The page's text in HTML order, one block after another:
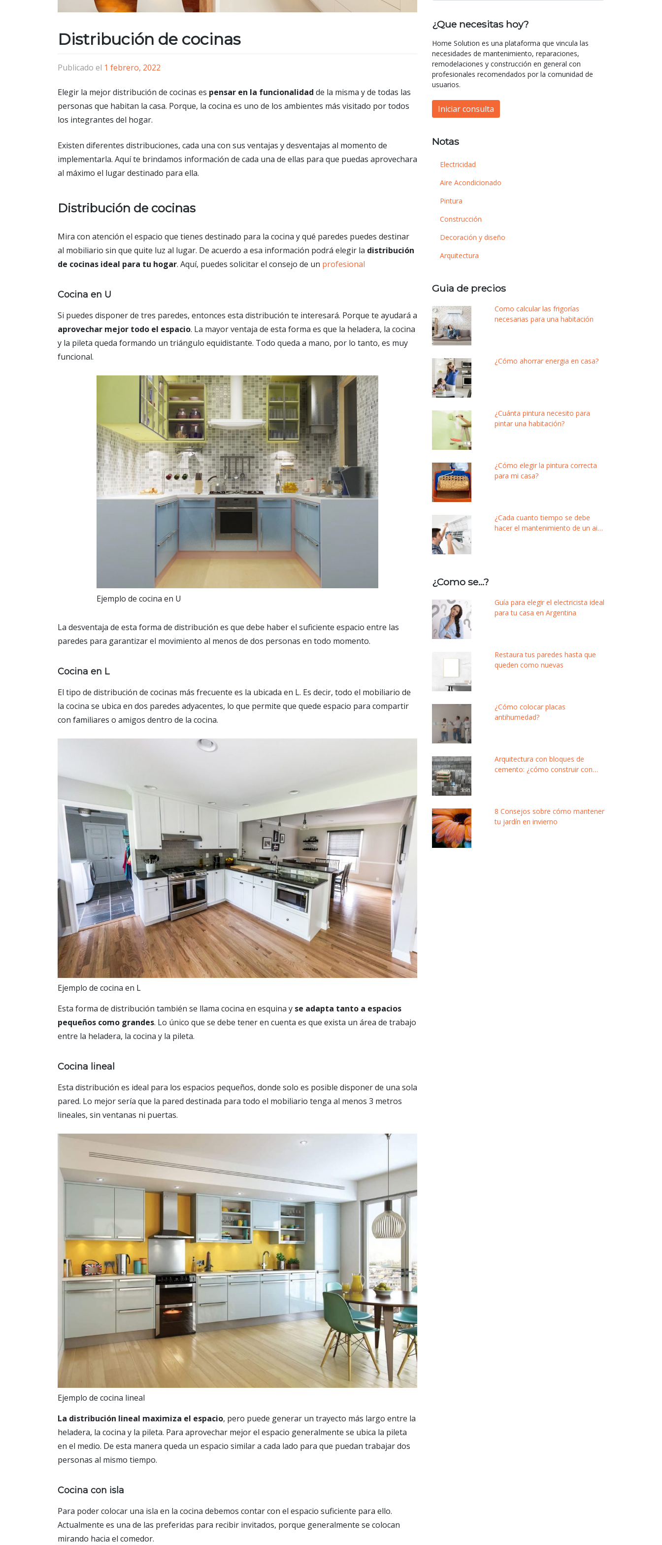
Distribución de cocinas
Publicado el 1 febrero, 2022
Elegir la mejor distribución de cocinas es pensar en la funcionalidad de la misma y de todas las
personas que habitan la casa. Porque, la cocina es uno de los ambientes más visitado por todos
los integrantes del hogar.
Existen diferentes distribuciones, cada una con sus ventajas y desventajas al momento de
implementarla. Aquí te brindamos información de cada una de ellas para que puedas aprovechara
al máximo el lugar destinado para ella.
Distribución de cocinas
Mira con atención el espacio que tienes destinado para la cocina y qué paredes puedes destinar
al mobiliario sin que quite luz al lugar. De acuerdo a esa información podrá elegir la distribución
de cocinas ideal para tu hogar. Aquí, puedes solicitar el consejo de un profesional
Cocina en U
Si puedes disponer de tres paredes, entonces esta distribución te interesará. Porque te ayudará a
aprovechar mejor todo el espacio. La mayor ventaja de esta forma es que la heladera, la cocina
y la pileta queda formando un triángulo equidistante. Todo queda a mano, por lo tanto, es muy
funcional.
Ejemplo de cocina en U
La desventaja de esta forma de distribución es que debe haber el suficiente espacio entre las
paredes para garantizar el movimiento al menos de dos personas en todo momento.
Cocina en L
El tipo de distribución de cocinas más frecuente es la ubicada en L. Es decir, todo el mobiliario de
la cocina se ubica en dos paredes adyacentes, lo que permite que quede espacio para compartir
con familiares o amigos dentro de la cocina.
Ejemplo de cocina en L
Esta forma de distribución también se llama cocina en esquina y se adapta tanto a espacios
pequeños como grandes. Lo único que se debe tener en cuenta es que exista un área de trabajo
entre la heladera, la cocina y la pileta.
Cocina lineal
Esta distribución es ideal para los espacios pequeños, donde solo es posible disponer de una sola
pared. Lo mejor sería que la pared destinada para todo el mobiliario tenga al menos 3 metros
lineales, sin ventanas ni puertas.
Ejemplo de cocina lineal
La distribución lineal maximiza el espacio, pero puede generar un trayecto más largo entre la
heladera, la cocina y la pileta. Para aprovechar mejor el espacio generalmente se ubica la pileta
en el medio. De esta manera queda un espacio similar a cada lado para que puedan trabajar dos
personas al mismo tiempo.
Cocina con isla
Para poder colocar una isla en la cocina debemos contar con el espacio suficiente para ello.
Actualmente es una de las preferidas para recibir invitados, porque generalmente se colocan
mirando hacia el comedor.
¿Que necesitas hoy?
Home Solution es una plataforma que vincula las
necesidades de mantenimiento, reparaciones,
remodelaciones y construcción en general con
profesionales recomendados por la comunidad de
usuarios.
Iniciar consulta
Notas
Electricidad
Aire Acondicionado
Pintura
Construcción
Decoración y diseño
Arquitectura
Guia de precios
Como calcular las frigorías
necesarias para una habitación
¿Cómo ahorrar energia en casa?
¿Cuánta pintura necesito para
pintar una habitación?
¿Cómo elegir la pintura correcta
para mi casa?
¿Cada cuanto tiempo se debe
hacer el mantenimiento de un aire
¿Como se…?
Guía para elegir el electricista ideal
para tu casa en Argentina
Restaura tus paredes hasta que
queden como nuevas
¿Cómo colocar placas
antihumedad?
Arquitectura con bloques de
cemento: ¿cómo construir con
8 Consejos sobre cómo mantener
tu jardín en invierno